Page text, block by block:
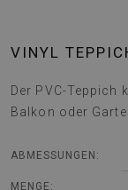
VINYL
Der PVC-Teppich
Balkon oder
ABMESSUNGEN:
MENGE: